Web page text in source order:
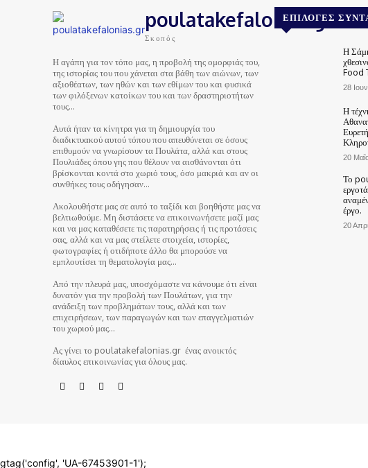
poulatakefalonias.gr
Σκοπός
Η αγάπη για τον τόπο μας, η προβολή της ομορφιάς του,
της ιστορίας του που χάνεται στα βάθη των αιώνων, των
αξιοθέατων, των ηθών και των εθίμων του και φυσικά
των φιλόξενων κατοίκων του και των δραστηριοτήτων
τους…
Αυτά ήταν τα κίνητρα για τη δημιουργία του
διαδικτυακού αυτού τόπου που απευθύνεται σε όσους
επιθυμούν να γνωρίσουν τα Πουλάτα, αλλά και στους
Πουλιάδες όπου γης που θέλουν να αισθάνονται ότι
βρίσκονται κοντά στο χωριό τους, όσο μακριά και αν οι
συνθήκες τους οδήγησαν…
Ακολουθήστε μας σε αυτό το ταξίδι και βοηθήστε μας να
βελτιωθούμε. Μη διστάσετε να επικοινωνήσετε μαζί μας
και να μας καταθέσετε τις παρατηρήσεις ή τις προτάσεις
σας, αλλά και να μας στείλετε στοιχεία, ιστορίες,
φωτογραφίες ή οτιδήποτε άλλο θα μπορούσε να
εμπλουτίσει τη θεματολογία μας…
Από την πλευρά μας, υποσχόμαστε να κάνουμε ότι είναι
δυνατόν για την προβολή των Πουλάτων, για την
ανάδειξη των προβλημάτων τους, αλλά και των
επιχειρήσεων, των παραγωγών και των επαγγελματιών
του χωριού μας…
Ας γίνει το poulatakefalonias.gr ένας ανοικτός
δίαυλος επικοινωνίας για όλους μας.
ΕΠΙΛΟΓΈΣ
Η
Food
28
Η
20
Το
έργο.
20
gtag('config', 'UA-67453901-1');